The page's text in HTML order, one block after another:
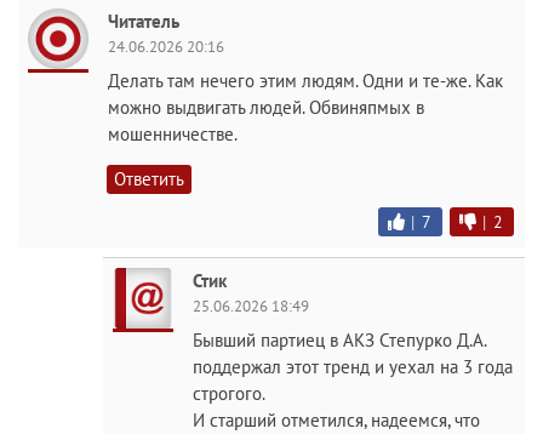
Читатель
24.06.2026 20:16
Делать там нечего этим людям. Одни и те-же. Как
можно выдвигать людей. Обвиняпмых в
мошенничестве.
Ответить
| 7 | 2
Стик
25.06.2026 18:49
Бывший партиец в АКЗ Степурко Д.А.
поддержал этот тренд и уехал на 3 года
строгого.
И старший отметился, надеемся, что